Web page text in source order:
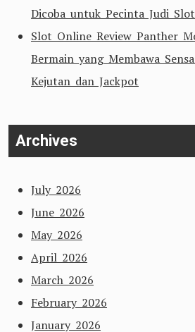
Dicoba untuk Pecinta Judi
Slot Online Review Panther
Bermain yang Membawa
Kejutan dan Jackpot
Archives
July 2026
June 2026
May 2026
April 2026
March 2026
February 2026
January 2026